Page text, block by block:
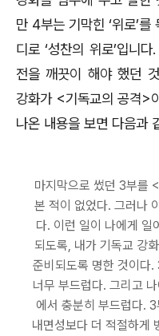
만 4부는 기막힌 ‘위로’
디로 ‘성찬의 위로’입니
전을 깨끗이 해야 했던
강화가 <기독교의 공격>
나온 내용을 보면 다음과
마지막으로 썼던 3부를
본 적이 없었다. 그러나
다. 이런 일이 나에게 일
되도록, 내가 기독교 강
준비되도록 명한 것이다
너무 부드럽다. 그리고
에서 충분히 부드럽다.
내면성보다 더 적절하게